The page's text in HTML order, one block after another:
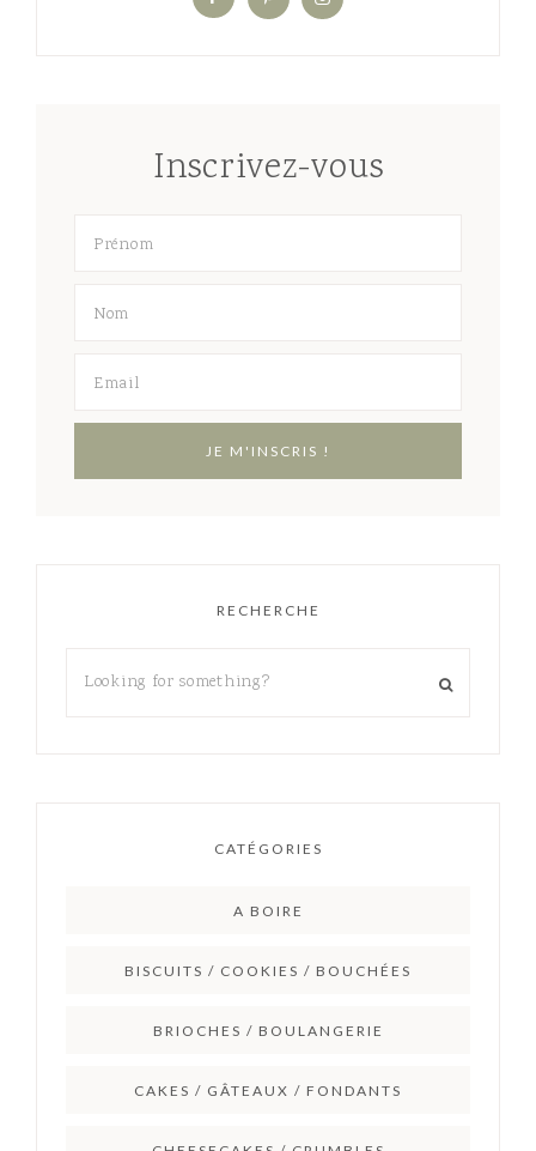
Inscrivez-vous
RECHERCHE
CATÉGORIES
A BOIRE
BISCUITS / COOKIES / BOUCHÉES
BRIOCHES / BOULANGERIE
CAKES / GÂTEAUX / FONDANTS